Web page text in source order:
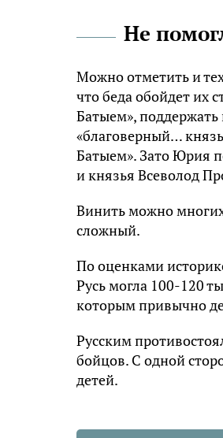
Не
Можно отметить и
что беда обойдет их
Батыем», поддержать
«благоверный…
Батыeм». Зато Юрия
и князья Всeволод
Винить можно
сложный.
По оценками
Русь могла 100-120
которым привычно
Русским
бойцов. С одной
детей.